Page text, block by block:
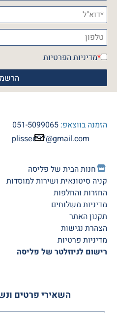
*מדיניות הפרטיות
הזמנה בווצאפ: 051-5099065
plissee37@gmail.com
חנות הבית של פליסה
קניה סיטונאית ושירות למוסדות
החזרות והחלפות
מדיניות משלוחים
תקנון האתר
הצהרת נגישות
מדיניות פרטיות
רישום לניוזלטר של פליסה
השאירי פרטים